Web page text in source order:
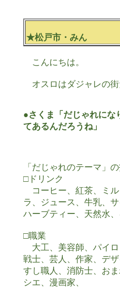
★松戸市・みん
こんにちは。
オスロはダジャレの街
●さくま「だじゃれにな
てあるんだろうね」
「だじゃれのテーマ」
□ドリンク
コーヒー、紅茶、ミ
ラ、ジュース、牛乳、
ハーブティー、天然水
□職業
大工、美容師、パイ
戦士、芸人、作家、デ
すし職人、消防士、お
シエ、漫画家、